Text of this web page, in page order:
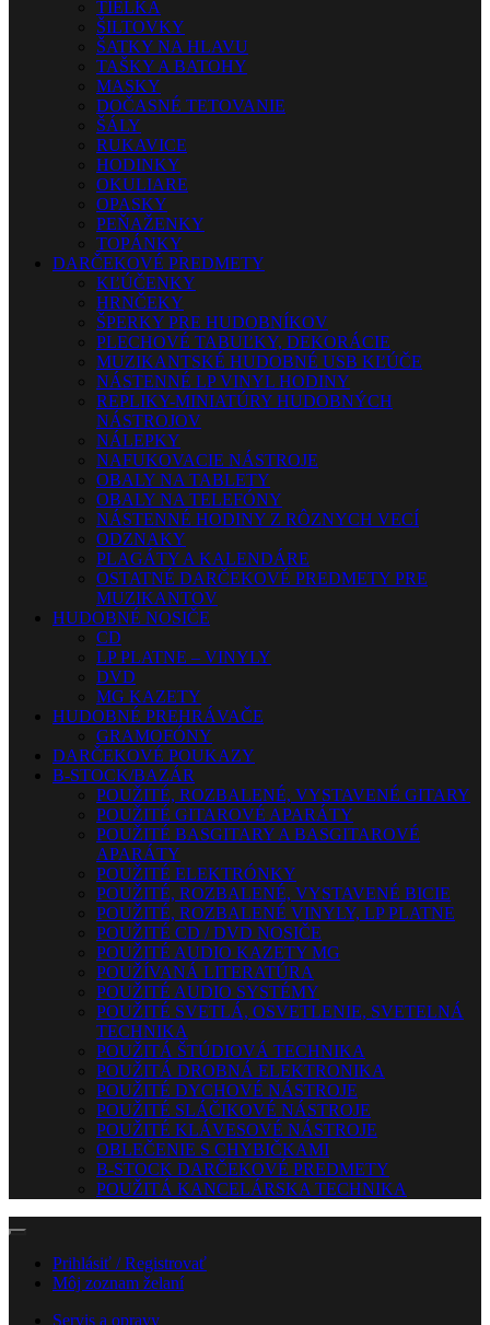
TIELKA
ŠILTOVKY
ŠATKY NA HLAVU
TAŠKY A BATOHY
MASKY
DOČASNÉ TETOVANIE
ŠÁLY
RUKAVICE
HODINKY
OKULIARE
OPASKY
PEŇAŽENKY
TOPÁNKY
DARČEKOVÉ PREDMETY
KĽÚČENKY
HRNČEKY
ŠPERKY PRE HUDOBNÍKOV
PLECHOVÉ TABUĽKY, DEKORÁCIE
MUZIKANTSKÉ HUDOBNÉ USB KĽÚČE
NÁSTENNÉ LP VINYL HODINY
REPLIKY-MINIATÚRY HUDOBNÝCH
NÁSTROJOV
NÁLEPKY
NAFUKOVACIE NÁSTROJE
OBALY NA TABLETY
OBALY NA TELEFÓNY
NÁSTENNÉ HODINY Z RÔZNYCH VECÍ
ODZNAKY
PLAGÁTY A KALENDÁRE
OSTATNÉ DARČEKOVÉ PREDMETY PRE
MUZIKANTOV
HUDOBNÉ NOSIČE
CD
LP PLATNE – VINYLY
DVD
MG KAZETY
HUDOBNÉ PREHRÁVAČE
GRAMOFÓNY
DARČEKOVÉ POUKAZY
B-STOCK/BAZÁR
POUŽITÉ, ROZBALENÉ, VYSTAVENÉ GITARY
POUŽITÉ GITAROVÉ APARÁTY
POUŽITÉ BASGITARY A BASGITAROVÉ
APARÁTY
POUŽITÉ ELEKTRÓNKY
POUŽITÉ, ROZBALENÉ, VYSTAVENÉ BICIE
POUŽITÉ, ROZBALENÉ VINYLY, LP PLATNE
POUŽITÉ CD / DVD NOSIČE
POUŽITÉ AUDIO KAZETY MG
POUŽÍVANÁ LITERATÚRA
POUŽITÉ AUDIO SYSTÉMY
POUŽITÉ SVETLÁ, OSVETLENIE, SVETELNÁ
TECHNIKA
POUŽITÁ ŠTÚDIOVÁ TECHNIKA
POUŽITÁ DROBNÁ ELEKTRONIKA
POUŽITÉ DYCHOVÉ NÁSTROJE
POUŽITÉ SLÁČIKOVÉ NÁSTROJE
POUŽITÉ KLÁVESOVÉ NÁSTROJE
OBLEČENIE S CHYBIČKAMI
B-STOCK DARČEKOVÉ PREDMETY
POUŽITÁ KANCELÁRSKA TECHNIKA
Prihlásiť / Registrovať
Môj zoznam želaní
Servis a opravy